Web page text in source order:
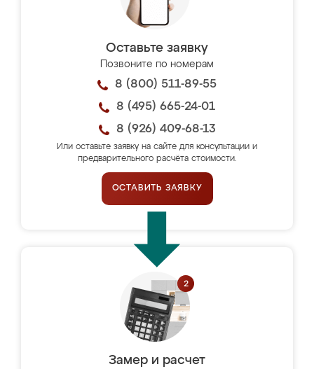
Оставьте заявку
Позвоните по номерам
8 (800) 511-89-55
8 (495) 665-24-01
8 (926) 409-68-13
Или оставьте заявку на сайте для консультации и
предварительного расчёта стоимости.
ОСТАВИТЬ ЗАЯВКУ
Замер и расчет